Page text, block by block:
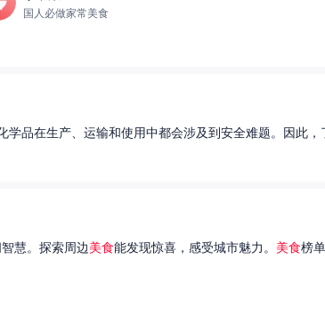
国人必做家常美食
品在生产、运输和使用中都会涉及到安全难题。因此，
慧。探索周边美食能发现惊喜，感受城市魅力。 美食榜